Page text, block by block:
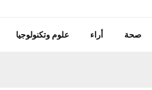
صحة أراء علوم وتكنولوجيا